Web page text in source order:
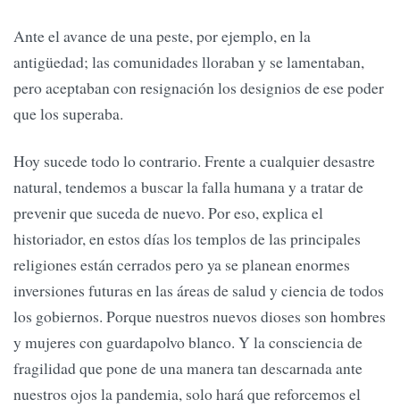
Ante el avance de una peste, por ejemplo, en la
antigüedad; las comunidades lloraban y se lamentaban,
pero aceptaban con resignación los designios de ese poder
que los superaba.
Hoy sucede todo lo contrario. Frente a cualquier desastre
natural, tendemos a buscar la falla humana y a tratar de
prevenir que suceda de nuevo. Por eso, explica el
historiador, en estos días los templos de las principales
religiones están cerrados pero ya se planean enormes
inversiones futuras en las áreas de salud y ciencia de todos
los gobiernos. Porque nuestros nuevos dioses son hombres
y mujeres con guardapolvo blanco. Y la consciencia de
fragilidad que pone de una manera tan descarnada ante
nuestros ojos la pandemia, solo hará que reforcemos el